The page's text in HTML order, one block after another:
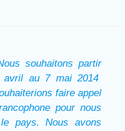
souhaitons partir
avril au 7 mai 2014
faire appel
pour nous
pays. Nous avons